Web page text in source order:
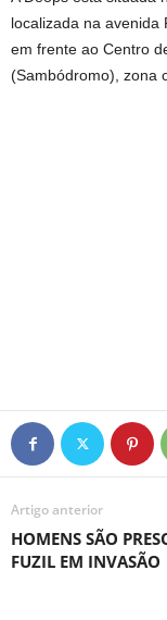
localizada na avenida
em frente ao Centro
(Sambódromo), zona
Artigo anterior
HOMENS SÃO
FUZIL EM INVASÃO